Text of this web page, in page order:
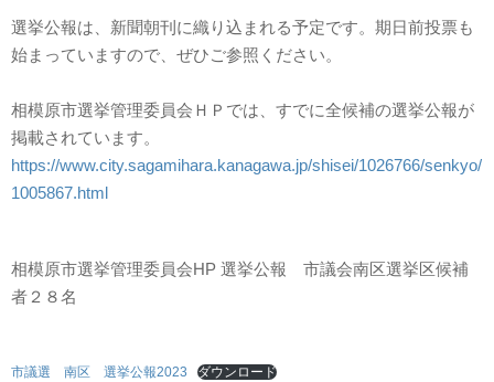
選挙公報は、新聞朝刊に織り込まれる予定です。期日前投票も
始まっていますので、ぜひご参照ください。
相模原市選挙管理委員会ＨＰでは、すでに全候補の選挙公報が
掲載されています。
https://www.city.sagamihara.kanagawa.jp/shisei/1026766/senkyo/
1005867.html
相模原市選挙管理委員会HP 選挙公報 市議会南区選挙区候補
者２８名
市議選 南区 選挙公報2023 ダウンロード